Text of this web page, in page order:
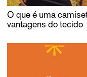
O que é uma
vantagens do tecido